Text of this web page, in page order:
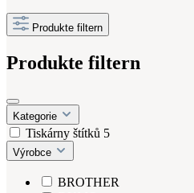
Produkte filtern
Produkte filtern
Kategorie
Tiskárny štítků 5
Výrobce
BROTHER